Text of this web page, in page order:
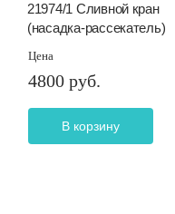
21974/1 Сливной кран
(насадка-рассекатель)
Цена
4800 руб.
В корзину